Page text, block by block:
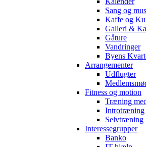
Sang og
Kaffe og
Galleri &
Gåture
Vandringer
Byens
Arrangementer
Udflugter
Fitness og motion
Træning
Introtræning
Selvtræning
Interessegrupper
Banko